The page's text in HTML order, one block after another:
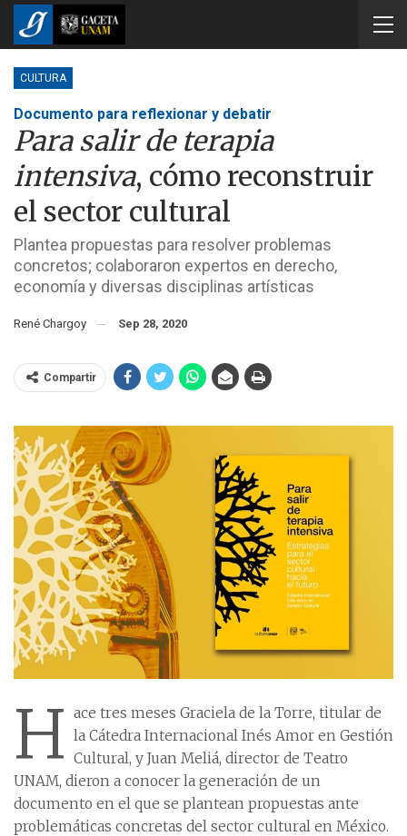
CULTURA
Documento para reflexionar y debatir
Para salir de terapia
intensiva, cómo reconstruir
el sector cultural
Plantea propuestas para resolver problemas
concretos; colaboraron expertos en derecho,
economía y diversas disciplinas artísticas
René Chargoy Sep 28, 2020
Compartir
H ace tres meses Graciela de la Torre, titular de
la Cátedra Internacional Inés Amor en Gestión
Cultural, y Juan Meliá, director de Teatro
UNAM, dieron a conocer la generación de un
documento en el que se plantean propuestas ante
problemáticas concretas del sector cultural en México.